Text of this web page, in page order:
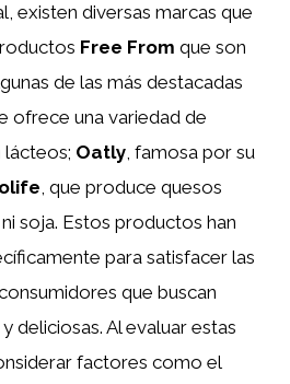
existen diversas marcas que
Free From que son
de las más destacadas
ofrece una variedad de
lácteos; Oatly, famosa por su
, que produce quesos
soja. Estos productos han
para satisfacer las
que buscan
deliciosas. Al evaluar estas
factores como el